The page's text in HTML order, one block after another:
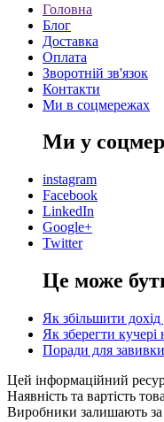
Головна
Блог
Доставка
Оплата
Зворотній зв'язок
Контакти
Ми в соцмережах
Ми у
instagram
Facebook
LinkedIn
Google+
Twitter
Це може
Як збільшити дохід
Як зберегти кучері
Поради для
Цей інформаційний
Наявність та вартість
Виробники залишають за